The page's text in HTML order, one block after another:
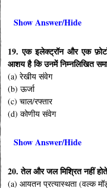
Show Answer/Hide
19. एक इलेक्ट्रॉन और एक
आशय है कि उनमें निम्नलिखित
(a) रेखीय संवेग
(b) ऊर्जा
(c) चाल/रफ्तार
(d) कोणीय संवेग
Show Answer/Hide
20. तेल और जल मिश्रित नहीं
(a) आयतन प्रत्यास्थता (वल्क